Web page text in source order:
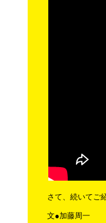
さて、続いてご
文●加藤周一